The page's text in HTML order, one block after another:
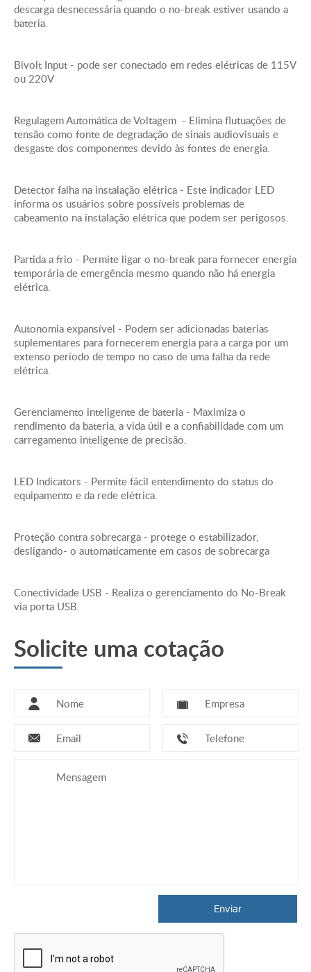
baterias (anos) - 1 - 2
Quantidade de RBC™ - 4
APC-Back-UPS-
2200VA-115V-220V
Autonomia -
Alarme distinto de pouca bateria
Proteção contra surtos e filtragem
Físico
Dimensões máximas de altura - 253mm , 25.3cm
, 49.6cm
Peso Líquido - 29.0kg
Largura do pacote - 206mm , 20.6cm
Profundidade do pacote - 549mm , 54.9cm
Cor - Black
Ambiental
Temperatura de operação - 0 - 40 °C
Umidade Relativa de Operação - 0 - 90 %
Temperatura de Armazenamento - 15 - 45 °C
Umidade Relativa de Armazenamento - 0 - 90 %
descarga desnecessária quando o no-break estiver usando a
bateria.
Bivolt Input - pode ser conectado em redes elétricas de 115V
ou 220V
Regulagem Automática de Voltagem - Elimina flutuações de
tensão como fonte de degradação de sinais audiovisuais e
desgaste dos componentes devido às fontes de energia.
Detector falha na instalação elétrica - Este indicador LED
informa os usuários sobre possíveis problemas de
cabeamento na instalação elétrica que podem ser perigosos.
Partida a frio - Permite ligar o no-break para fornecer energia
temporária de emergência mesmo quando não há energia
elétrica.
Autonomia expansível - Podem ser adicionadas baterias
suplementares para fornecerem energia para a carga por um
extenso período de tempo no caso de uma falha da rede
elétrica.
Gerenciamento inteligente de bateria - Maximiza o
rendimento da bateria, a vida útil e a confiabilidade com um
carregamento inteligente de precisão.
LED Indicators - Permite fácil entendimento do status do
equipamento e da rede elétrica.
Proteção contra sobrecarga - protege o estabilizador,
desligando- o automaticamente em casos de sobrecarga
Conectividade USB - Realiza o gerenciamento do No-Break
via porta USB.
Solicite uma cotação
Enviar